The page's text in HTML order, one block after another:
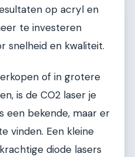
op acryl en
te investeren
en kwaliteit.
of in grotere
is de CO2 laser je
een bekende, maar er
vinden. Een kleine
diode lasers